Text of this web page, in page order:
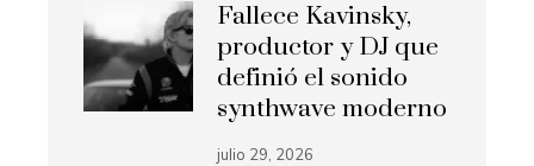
Fallece Kavinsky,
productor y DJ que
definió el sonido
synthwave moderno
julio 29, 2026